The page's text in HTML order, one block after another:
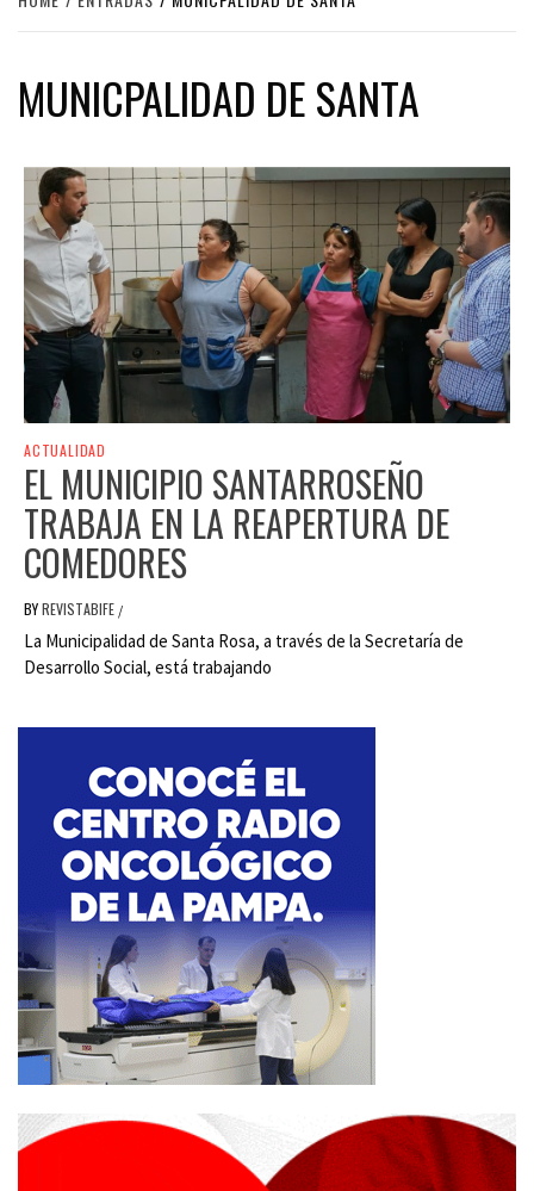
MUNICPALIDAD DE SANTA
ACTUALIDAD
EL MUNICIPIO SANTARROSEÑO
TRABAJA EN LA REAPERTURA DE
COMEDORES
BYREVISTABIFE /
La Municipalidad de Santa Rosa, a través de la Secretaría de
Desarrollo Social, está trabajando